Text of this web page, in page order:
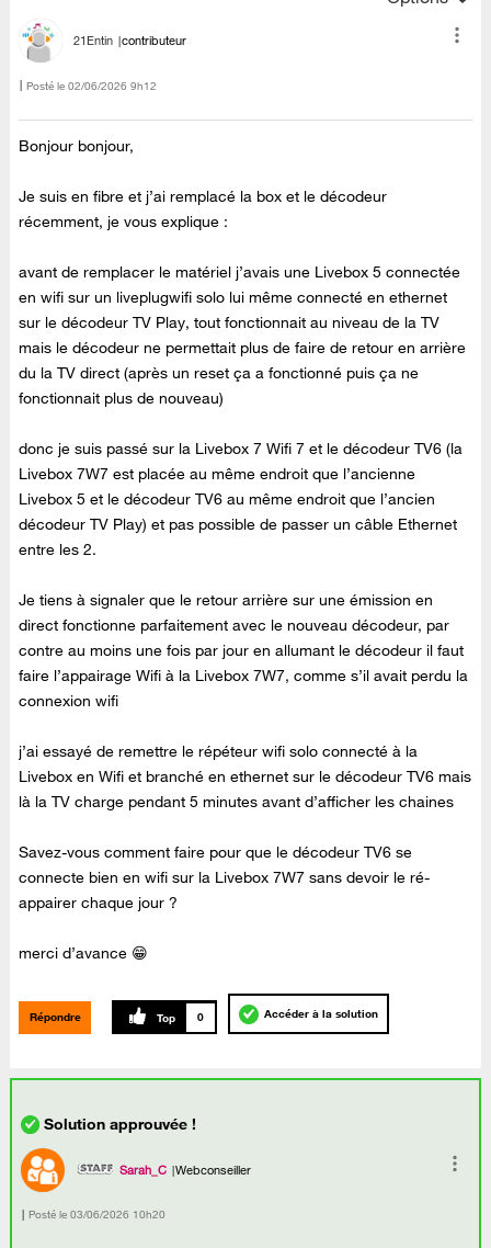
21Entin contributeur
Posté le ‎02/06/2026 9h12
Bonjour bonjour,
Je suis en fibre et j’ai remplacé la box et le décodeur
récemment, je vous explique :
avant de remplacer le matériel j’avais une Livebox 5 connectée
en wifi sur un liveplugwifi solo lui même connecté en ethernet
sur le décodeur TV Play, tout fonctionnait au niveau de la TV
mais le décodeur ne permettait plus de faire de retour en arrière
du la TV direct (après un reset ça a fonctionné puis ça ne
fonctionnait plus de nouveau)
donc je suis passé sur la Livebox 7 Wifi 7 et le décodeur TV6 (la
Livebox 7W7 est placée au même endroit que l’ancienne
Livebox 5 et le décodeur TV6 au même endroit que l’ancien
décodeur TV Play) et pas possible de passer un câble Ethernet
entre les 2.
Je tiens à signaler que le retour arrière sur une émission en
direct fonctionne parfaitement avec le nouveau décodeur, par
contre au moins une fois par jour en allumant le décodeur il faut
faire l’appairage Wifi à la Livebox 7W7, comme s’il avait perdu la
connexion wifi
j’ai essayé de remettre le répéteur wifi solo connecté à la
Livebox en Wifi et branché en ethernet sur le décodeur TV6 mais
là la TV charge pendant 5 minutes avant d’afficher les chaines
Savez-vous comment faire pour que le décodeur TV6 se
connecte bien en wifi sur la Livebox 7W7 sans devoir le ré-
appairer chaque jour ?
merci d’avance 😁
Répondre 0 Accéder à la solution
Sarah_C Webconseiller
Posté le ‎03/06/2026 10h20